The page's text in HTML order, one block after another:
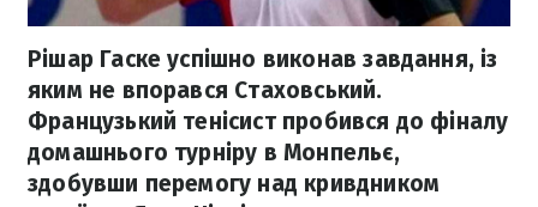
Рішар Гаске успішно виконав завдання, із
яким не впорався Стаховський.
Французький тенісист пробився до фіналу
домашнього турніру в Монпельє,
здобувши перемогу над кривдником